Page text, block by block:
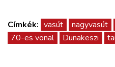
Címkék: vasút nagyvasút
70-es vonal
Dunakeszi